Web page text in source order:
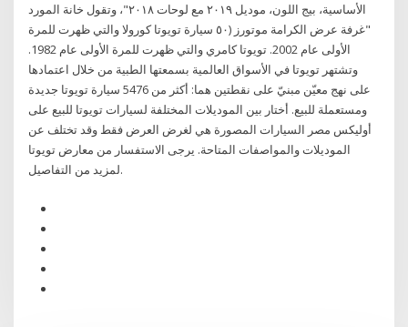
الأساسية، بيج اللون، موديل ٢٠١٩ مع لوحات ٢٠١٨"، وتقول خانة المورد
"غرفة عرض الكرامة موتورز (٥٠ سيارة تويوتا كورولا والتي ظهرت للمرة
الأولى عام 2002. تويوتا كامري والتي ظهرت للمرة الأولى عام 1982.
وتشتهر تويوتا في الأسواق العالمية بسمعتها الطبية من خلال اعتمادها
على نهج معيّن مبنيّ على نقطتين هما: أكثر من 5476 سيارة تويوتا جديدة
ومستعملة للبيع. أختار بين الموديلات المختلفة لسيارات تويوتا للبيع على
أوليكس مصر السيارات المصورة هي لغرض العرض فقط وقد تختلف عن
الموديلات والمواصفات المتاحة. يرجى الاستفسار من معارض تويوتا
لمزيد من التفاصيل.